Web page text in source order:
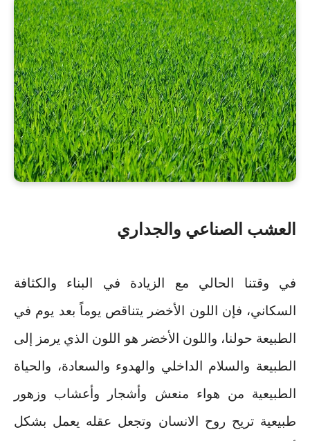
العشب الصناعي والجداري
في وقتنا الحالي مع الزيادة في البناء والكثافة
السكاني، فإن اللون الأخضر يتناقص يوماً بعد يوم في
الطبيعة حولنا، واللون الأخضر هو اللون الذي يرمز إلى
الطبيعة والسلام الداخلي والهدوء والسعادة، والحياة
الطبيعية من هواء منعش وأشجار وأعشاب وزهور
طبيعية تريح روح الانسان وتجعل عقله يعمل بشكل